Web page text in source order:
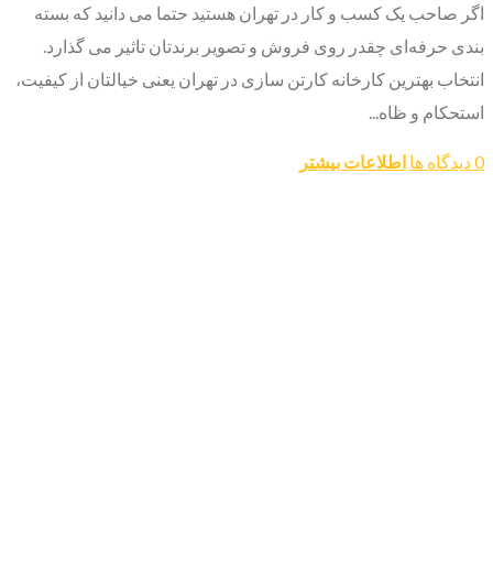
اگر صاحب یک کسب‌ و کار در تهران هستید حتما می ‌دانید که بسته
‌بندی حرفه‌ای چقدر روی فروش و تصویر برندتان تاثیر می ‌گذارد.
انتخاب بهترین کارخانه کارتن سازی در تهران یعنی خیالتان از کیفیت،
استحکام و ظاه...
0 دیدگاه ها اطلاعات بیشتر